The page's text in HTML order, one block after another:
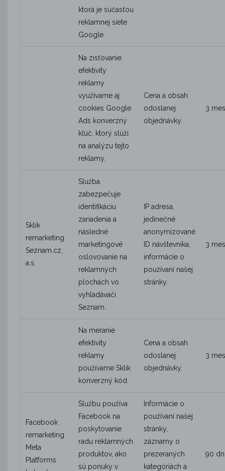
ktorá je súčasťou
reklamnej siete
Google.
Na zisťovanie
efektivity
reklamy
využívame aj
cookies Google
Ads konverzný
kľúč, ktorý slúži
na analýzu tejto
reklamy.
Cena a obsah
odoslanej
objednávky.
3
Sklik
remarketing
Seznam.cz,
a.s.
Služba
zabezpečuje
identifikáciu
zariadenia a
následné
marketingové
oslovovanie na
reklamných
plochách vo
vyhľadávači
Seznam.
IP adresa,
jedinečné
anonymizované
ID návštevníka,
informácie o
používaní našej
stránky.
3
Na meranie
efektivity
reklamy
používame Sklik
konverzný kód.
Cena a obsah
odoslanej
objednávky.
3
Facebook
remarketing
Meta
Platforms
Službu používa
Facebook na
poskytovanie
radu reklamných
produktov, ako
sú ponuky v
Informácie o
používaní našej
stránky,
záznamy o
prezeraných
kategóriách a
90